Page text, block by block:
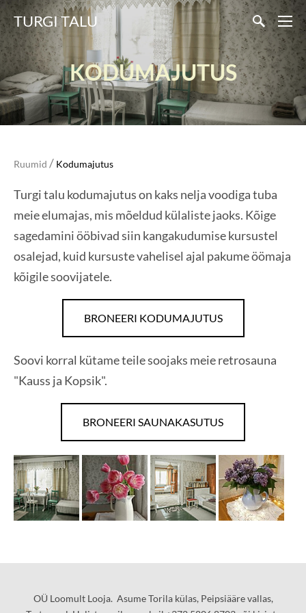
TURGI TALU
KODUMAJUTUS
Ruumid / Kodumajutus
Turgi talu kodumajutus on kaks nelja voodiga tuba
meie elumajas, mis mõeldud külaliste jaoks. Kõige
sagedamini ööbivad siin kangakudumise kursustel
osalejad, kuid kursuste vahelisel ajal pakume öömaja
kõigile soovijatele.
BRONEERI KODUMAJUTUS
Soovi korral kütame teile soojaks meie retrosauna
"Kauss ja Kopsik".
BRONEERI SAUNAKASUTUS
OÜ Loomult Looja. Asume Torila külas, Peipsiääre vallas,